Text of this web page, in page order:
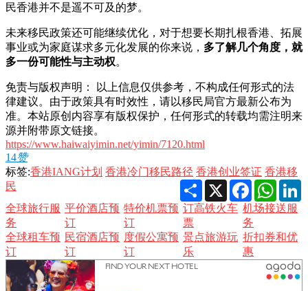
民香港并不是遥不可及的梦。
未来移民政策还可能继续优化，对于想要长期扎根香港、拓展
事业或为家庭谋求多元化发展的你来说， 多了解几个角度，就
多一份可能性与主动权。
免责与版权声明： 以上信息仅供参考，不构成任何形式的法
律建议。由于政策具有时效性，请以移民局官方最新公布为
准。本站原创内容享有版权保护，任何形式的转载均需注明来
源并附带原文链接。
https://www.haiwaiyimin.net/yimin/7120.html
14赞
标签:香港IANG计划 香港冷门移民路径 香港创业签证 香港移
民
Share X Facebook
全球旅行服
务
平价酒店预
订
特价机票预
订
订高铁火车
票
机场接送服
务
全球租车预
订
民宿酒店预
订
度假公寓预
订
景点旅游玩
乐
折扣券和优
惠